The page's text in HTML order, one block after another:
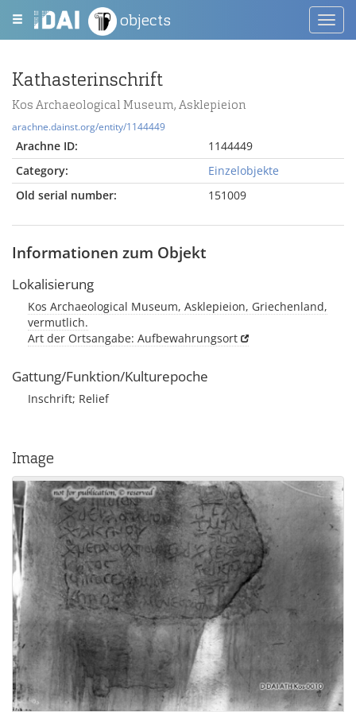
objects
Kathasterinschrift
Kos Archaeological Museum, Asklepieion
arachne.dainst.org/entity/1144449
Arachne ID:
1144449
Category:
Einzelobjekte
Old serial number:
151009
Informationen zum Objekt
Lokalisierung
Kos Archaeological Museum, Asklepieion, Griechenland,
vermutlich.
Art der Ortsangabe: Aufbewahrungsort
Gattung/Funktion/Kulturepoche
Inschrift; Relief
Image